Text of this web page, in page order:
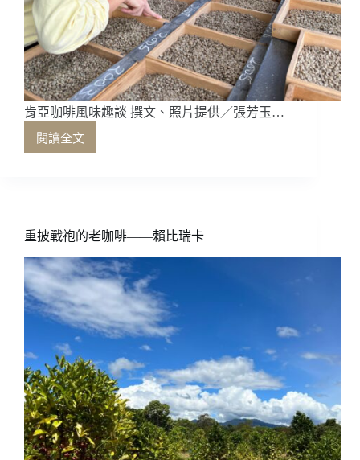
世
界
看
見
臺
灣
肯亞咖啡風味趣談 撰文、照片提供／張芳玉…
閱讀全文
肯
味
趣
談
重披戰袍的老咖啡——賴比瑞卡